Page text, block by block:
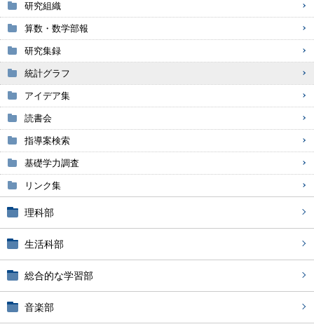
研究組織
算数・数学部報
研究集録
統計グラフ
アイデア集
読書会
指導案検索
基礎学力調査
リンク集
理科部
生活科部
総合的な学習部
音楽部